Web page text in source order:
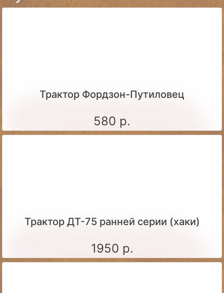
Трактор Фордзон-Путиловец
580 р.
Трактор ДТ-75 ранней серии (хаки)
1950 р.